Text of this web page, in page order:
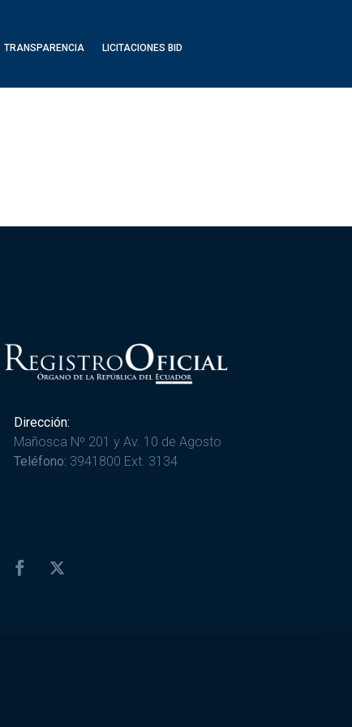
TRANSPARENCIA LICITACIONES BID
Dirección:
Mañosca Nº 201 y Av. 10 de Agosto
Teléfono: 3941800 Ext. 3134